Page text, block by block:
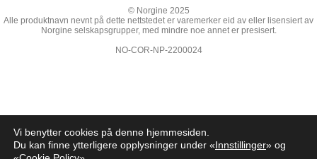
© Norgine 2025
Alle produktnavn nevnt på dette nettstedet er varemerker eid av eller lisensiert av
Norgine selskapsgrupper, med mindre noe annet er presisert.
NO-COR-NP-2200024
Vi benytter cookies på denne hjemmesiden.
Du kan finne ytterligere opplysninger under «Innstillinger» og